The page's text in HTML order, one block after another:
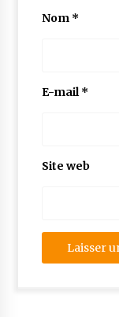
Nom *
E-mail*
Site web